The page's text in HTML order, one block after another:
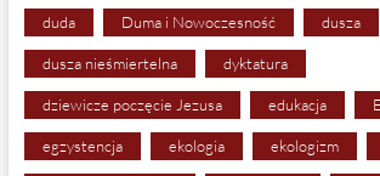
duda Duma i Nowoczesność dusza
dusza nieśmiertelna dyktatura
dziewicze poczęcie Jezusa edukacja
egzystencja ekologia ekologizm